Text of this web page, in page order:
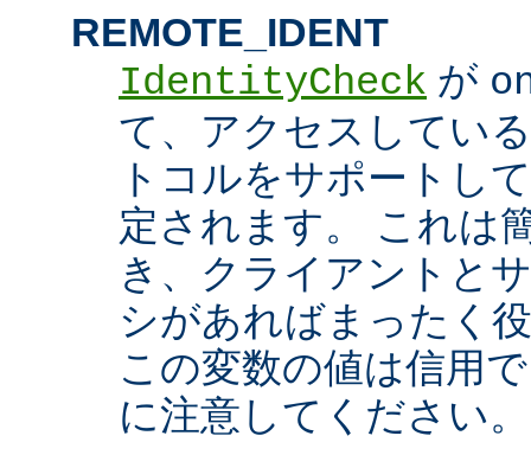
REMOTE_IDENT
IdentityCheck が
て、アクセスしてい
トコルをサポートし
定されます。 これは
き、クライアントと
シがあればまったく
この変数の値は信用
に注意してください。